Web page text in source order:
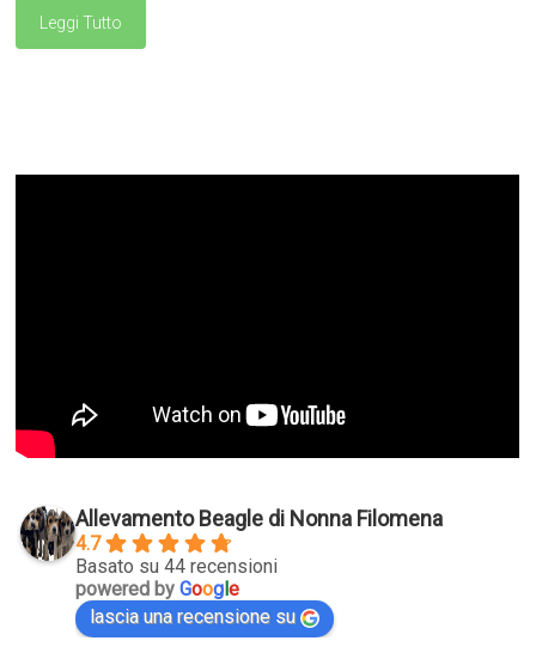
Leggi Tutto
Allevamento Beagle di Nonna Filomena
4.7
Basato su 44 recensioni
powered byGoog le
lascia una recensione su